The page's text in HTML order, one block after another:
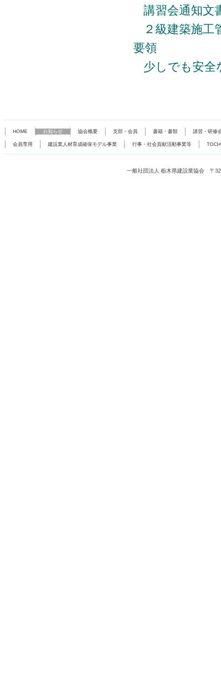
講習会通知文
２級建築施
要領
少しでも安全
HOME お知らせ 協会概要 支部・会員 書籍・書類 講習・研修
会員専用 建設業人材育成確保モデル事業 行事・社会貢献活動事業等
一般社団法人 栃木県建設業協会 〒